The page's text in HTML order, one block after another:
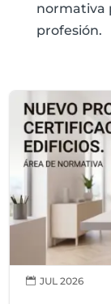
normativa
profesión.
 JUL 2026